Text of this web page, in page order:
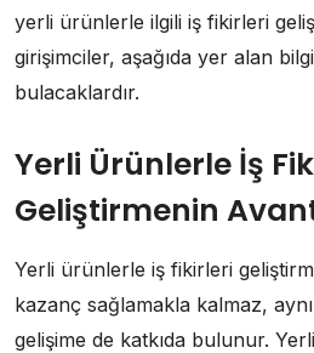
yerli ürünlerle ilgili iş fikirleri
girişimciler, aşağıda yer alan
bulacaklardır.
Yerli Ürünlerle İş
Geliştirmenin
Yerli ürünlerle iş fikirleri
kazanç sağlamakla kalmaz,
gelişime de katkıda bulunur.